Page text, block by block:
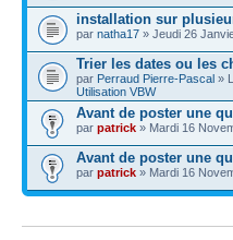
installation sur
par natha17 » Jeudi 26
Trier les dates ou les
par Perraud Pierre-Pascal »
Utilisation VBW
Avant de poster une
par patrick » Mardi 16
Avant de poster une
par patrick » Mardi 16